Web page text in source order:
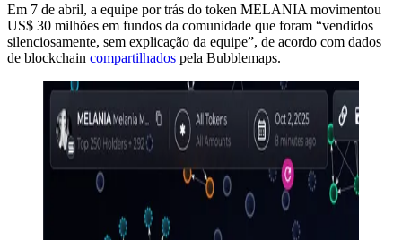
Em 7 de abril, a equipe por trás do token MELANIA movimentou
US$ 30 milhões em fundos da comunidade que foram “vendidos
silenciosamente, sem explicação da equipe”, de acordo com dados
de blockchain compartilhados pela Bubblemaps.